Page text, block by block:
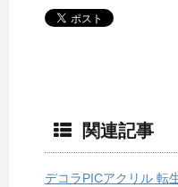
関連記事
デコラPICアクリル 転